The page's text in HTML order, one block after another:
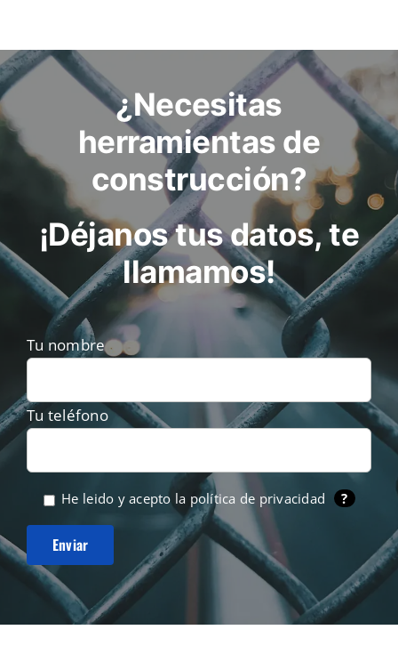
¿Necesitas
herramientas de
construcción?
¡Déjanos tus datos, te
llamamos!
Tu nombre
Tu teléfono
He leido y acepto la política de privacidad ?